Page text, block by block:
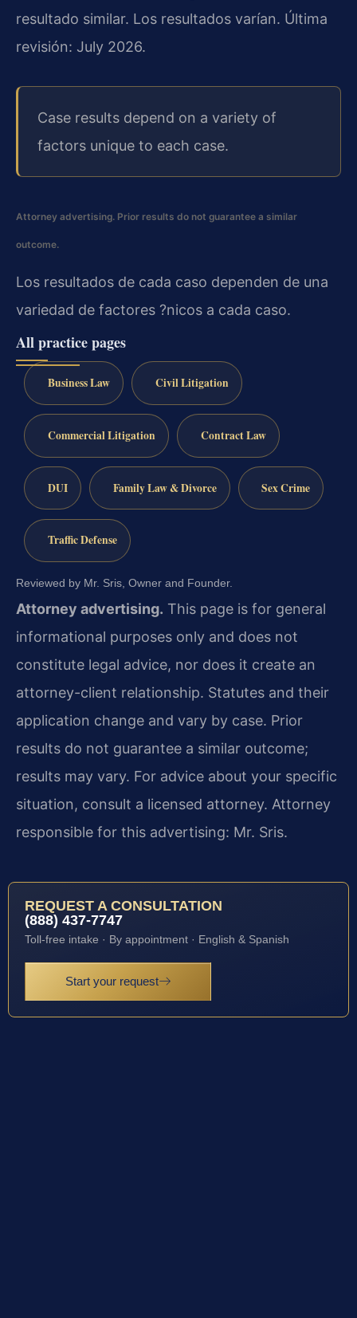
resultado similar. Los resultados varían. Última
revisión: July 2026.
Case results depend on a variety of
factors unique to each case.
Attorney advertising. Prior results do not guarantee a similar
outcome.
Los resultados de cada caso dependen de una
variedad de factores ?nicos a cada caso.
All practice pages
Business Law Civil Litigation
Commercial Litigation Contract Law
DUI Family Law & Divorce Sex Crime
Traffic Defense
Reviewed by Mr. Sris, Owner and Founder.
Attorney advertising. This page is for general
informational purposes only and does not
constitute legal advice, nor does it create an
attorney-client relationship. Statutes and their
application change and vary by case. Prior
results do not guarantee a similar outcome;
results may vary. For advice about your specific
situation, consult a licensed attorney. Attorney
responsible for this advertising: Mr. Sris.
REQUEST A CONSULTATION
(888) 437-7747
Toll-free intake · By appointment · English & Spanish
Start your request